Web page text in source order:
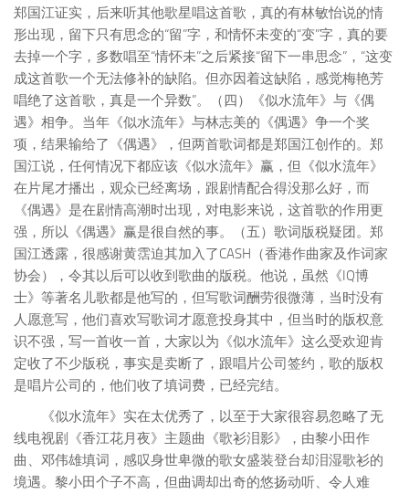
郑国江证实，后来听其他歌星唱这首歌，真的有林敏怡说的情
形出现，留下只有思念的“留”字，和情怀未变的“变”字，真的要
去掉一个字，多数唱至“情怀未”之后紧接“留下一串思念”，“这变
成这首歌一个无法修补的缺陷。但亦因着这缺陷，感觉梅艳芳
唱绝了这首歌，真是一个异数”。
（四）《似水流年》与《偶
遇》相争。 当年《似水流年》与林志美的《偶遇》争一个奖
项，结果输给了《偶遇》，但两首歌词都是郑国江创作的。郑
国江说，任何情况下都应该《似水流年》赢，但《似水流年》
在片尾才播出，观众已经离场，跟剧情配合得没那么好，而
《偶遇》是在剧情高潮时出现，对电影来说，这首歌的作用更
强，所以《偶遇》赢是很自然的事。
（五）歌词版税疑团。 郑
国江透露，很感谢黄霑迫其加入了CASH（香港作曲家及作词家
协会），令其以后可以收到歌曲的版税。他说，虽然《IQ博
士》等著名儿歌都是他写的，但写歌词酬劳很微薄，当时没有
人愿意写，他们喜欢写歌词才愿意投身其中，但当时的版权意
识不强，写一首收一首，大家以为《似水流年》这么受欢迎肯
定收了不少版税，事实是卖断了，跟唱片公司签约，歌的版权
是唱片公司的，他们收了填词费，已经完结。
《似水流年》实在太优秀了，以至于大家很容易忽略了无
线电视剧《香江花月夜》主题曲《歌衫泪影》，由黎小田作
曲、邓伟雄填词，感叹身世卑微的歌女盛装登台却泪湿歌衫的
境遇。黎小田个子不高，但曲调却出奇的悠扬动听、令人难